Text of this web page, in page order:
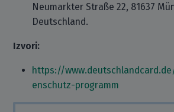
Neumarkter Straße 22, 81637
Deutschland.
Izvori:
https://
enschutz-programm